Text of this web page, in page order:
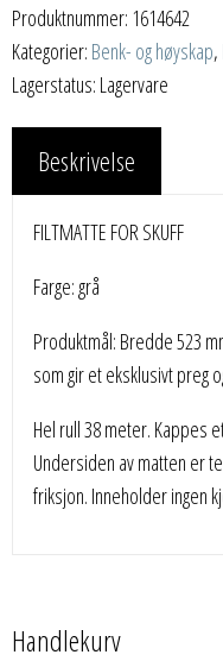
Produktnummer: 1614642
Kategorier: Benk- og høyskap,
Lagerstatus: Lagervare
Beskrivelse
FILTMATTE FOR SKUFF
Farge: grå
Produktmål: Bredde 523
som gir et eksklusivt preg
Hel rull 38 meter. Kappes
Undersiden av matten er
friksjon. Inneholder ingen
Handlekurv